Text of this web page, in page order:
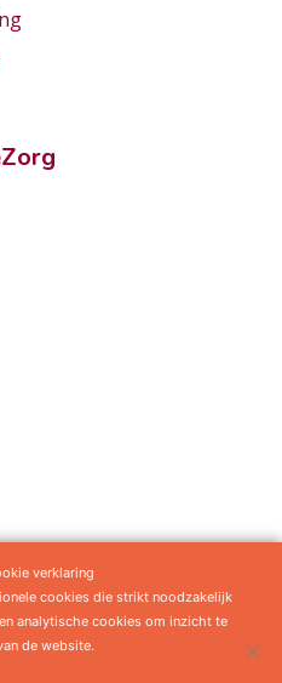
Algemene voorwaarden
verklaring
cookies die strikt noodzakelijk
analytische cookies om inzicht te
de website.